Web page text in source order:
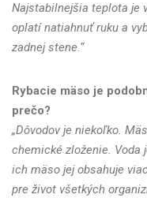
Najstabilnejšia teplota je
oplatí natiahnuť ruku a
zadnej stene.“
Rybacie mäso je
prečo?
„Dôvodov je niekoľko.
chemické zloženie. Voda
ich mäso jej obsahuje
pre život všetkých